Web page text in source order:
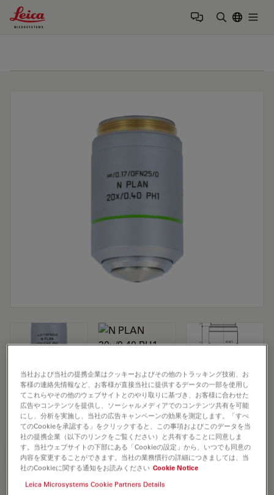
Leica Microsystems Logo
Microscope Objective N PLAN 20x/0,40
PH1
見積依頼
当社および当社の提携企業はクッキーおよびその他のトラッキング技術、お
客様の連絡先情報など、お客様が直接当社に提供するデータの一部を使用し
てこれらやその他のウェブサイトとのやり取りに基づき、お客様に合わせた
広告やコンテンツを提供し、ソーシャルメディアでのコンテンツ共有を可能
にし、分析を実施し、当社の広告キャンペーンの効果を測定します。「すべ
てのCookieを承認する」をクリックすると、この事項およびこのデータを当
社の提携企業（以下のリンクをご覧ください）と共有することに同意しま
す。当社ウェブサイトの下部にある「Cookieの設定」から、いつでも同意の
内容を変更することができます。当社の業務慣行の詳細につきましては、当
社のCookieに関する通知をお読みください Cookie Notice
Leica Microsystems Cookie Partners Details